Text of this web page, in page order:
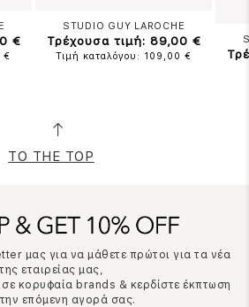
€
€
STUDIO GUY LAROCHE
Τρέχουσα τιμή: 89,00 €
Τιμή καταλόγου: 109,00 €
TO THE TOP
μας για να μάθετε πρώτοι για τα νέα
της εταιρείας μας,
κορυφαία brands & κερδίστε έκπτωση
επόμενη αγορά σας.